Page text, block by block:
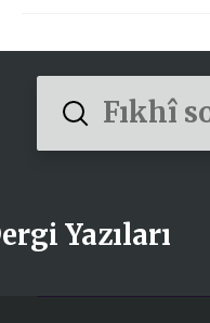
Search
Submit
Yazıları